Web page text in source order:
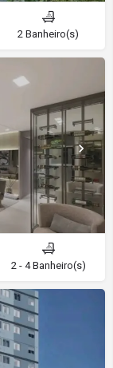
2 Banheiro(s)
2 - 4 Banheiro(s)